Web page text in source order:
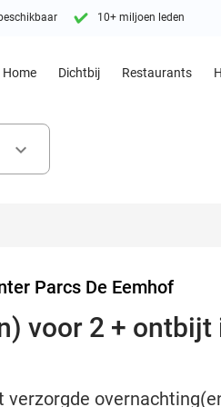
10+ miljoen leden
Home Dichtbij Restaurants
keyboard_arrow_down
Parcs De Eemhof
voor 2 + ontbijt
verzorgde